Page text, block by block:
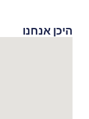
היכן אנחנו